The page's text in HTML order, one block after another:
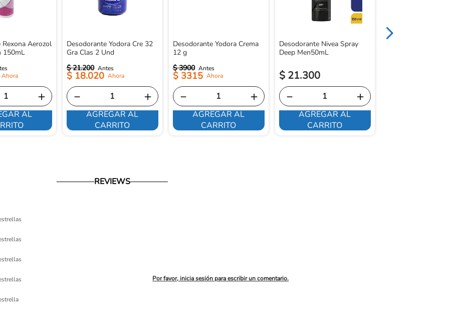
Aerozol
150mL
＋
AL
Desodorante Yodora Cre 32
Gra Clas 2 Und
$ 21.200
$ 18.020
＋
－
AGREGAR AL
CARRITO
Desodorante Yodora Crema
12 g
$ 3900
$ 3315
＋
－
AGREGAR AL
CARRITO
Desodorante Nivea Spray
Deep Men50mL
$ 21.300
＋
－
AGREGAR AL
CARRITO
REVIEWS
Por favor, inicia sesión para escribir un comentario.